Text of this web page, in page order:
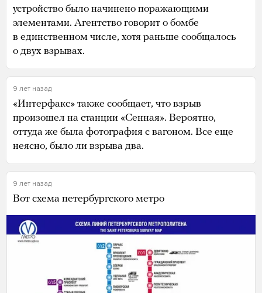
устройство было начинено поражающими
элементами. Агентство говорит о бомбе
в единственном числе, хотя раньше сообщалось
о двух взрывах.
9 лет назад
«Интерфакс» также сообщает, что взрыв
произошел на станции «Сенная». Вероятно,
оттуда же была фотография с вагоном. Все еще
неясно, было ли взрыва два.
9 лет назад
Вот схема петербургского метро